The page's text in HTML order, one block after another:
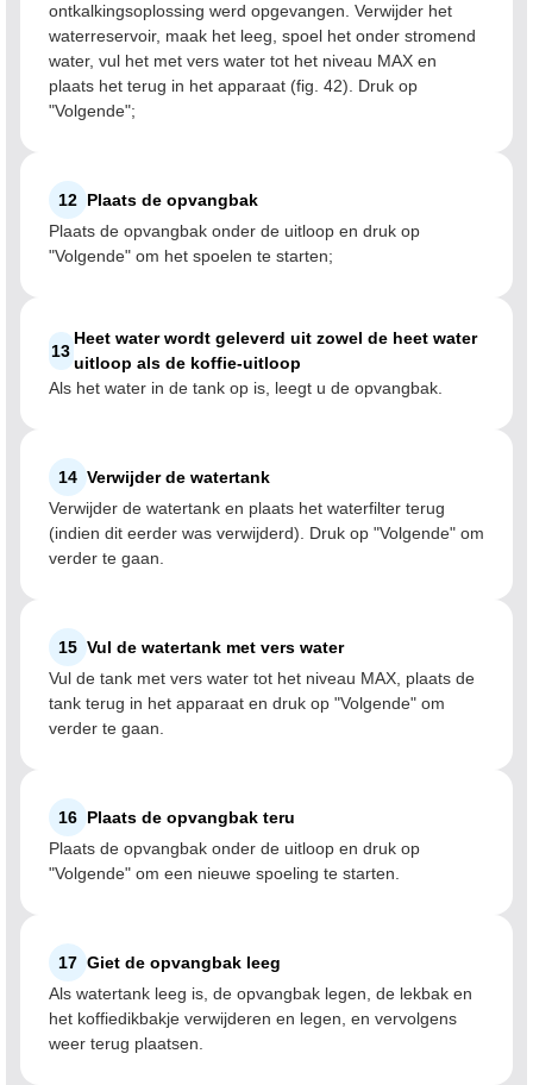
ontkalkingsoplossing werd opgevangen. Verwijder het
waterreservoir, maak het leeg, spoel het onder stromend
water, vul het met vers water tot het niveau MAX en
plaats het terug in het apparaat (fig. 42). Druk op
"Volgende";
12 Plaats de opvangbak
Plaats de opvangbak onder de uitloop en druk op
"Volgende" om het spoelen te starten;
13
Heet water wordt geleverd uit zowel de heet water
uitloop als de koffie-uitloop
Als het water in de tank op is, leegt u de opvangbak.
14 Verwijder de watertank
Verwijder de watertank en plaats het waterfilter terug
(indien dit eerder was verwijderd). Druk op "Volgende" om
verder te gaan.
15 Vul de watertank met vers water
Vul de tank met vers water tot het niveau MAX, plaats de
tank terug in het apparaat en druk op "Volgende" om
verder te gaan.
16 Plaats de opvangbak teru
Plaats de opvangbak onder de uitloop en druk op
"Volgende" om een nieuwe spoeling te starten.
17 Giet de opvangbak leeg
Als watertank leeg is, de opvangbak legen, de lekbak en
het koffiedikbakje verwijderen en legen, en vervolgens
weer terug plaatsen.